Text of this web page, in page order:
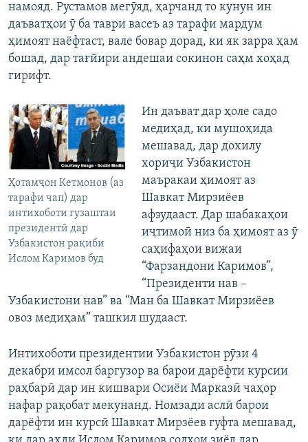
намояд. Рустамов мегӯяд, ҳарчанд то кунун ин
даъватҳои ӯ ба таври васеъ аз тарафи мардум
ҳимоят наёфтаст, вале бовар дорад, ки як зарра ҳам
бошад, дар тағйири андешаи сокинон саҳм хоҳад
гирифт.
Ҳотамҷон Кетмонов (аз
тарафи чап) дар
интихоботи гузаштаи
президентӣ дар
Узбакистон рақиби
Ислом Каримов буд
Ин даъват дар ҳоле садо
медиҳад, ки мушоҳида
мешавад, дар дохилу
хориҷи Узбакистон
маъракаи ҳимоят аз
Шавкат Мирзиёев
афзудааст. Дар шабакаҳои
иҷтимоӣ низ ба ҳимоят аз ӯ
саҳифаҳои вижаи
“Фарзандони Каримов”,
“Президенти нав –
Узбакистони нав” ва “Ман ба Шавкат Мирзиёев
овоз медиҳам” ташкил шудааст.
Интихоботи президентии Узбакистон рӯзи 4
декабри имсол баргузор ва барои дарёфти курсии
раҳбарӣ дар ин кишвари Осиёи Марказӣ чаҳор
нафар рақобат мекунанд. Номзади аслӣ барои
дарёфти ин курсӣ Шавкат Мирзёев гуфта мешавад,